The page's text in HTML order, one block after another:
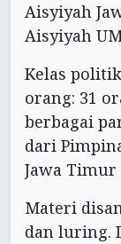
Aisyiyah
Aisyiyah
Kelas
orang: 31
berbagai
dari
Jawa Timur
Materi
dan luring.